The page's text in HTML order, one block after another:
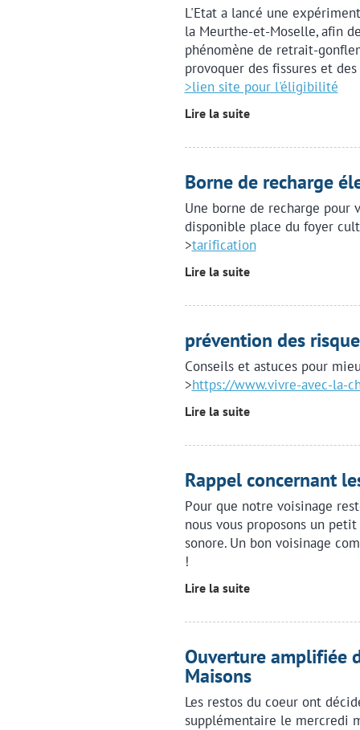
L'Etat a lancé une
la Meurthe-et-Moselle, afin
phénomène de retrait-
provoquer des fissures et
>lien site pour l'éligibilité
Lire la suite
Borne de recharge
Une borne de recharge pour
disponible place du foyer
>tarification
Lire la suite
prévention des
Conseils et astuces pour
>https://www.vivre-avec-la-
Lire la suite
Rappel concernant
Pour que notre voisinage
nous vous proposons un
sonore. Un bon voisinage
!
Lire la suite
Ouverture amplifiée
Maisons
Les restos du coeur ont
supplémentaire le mercredi